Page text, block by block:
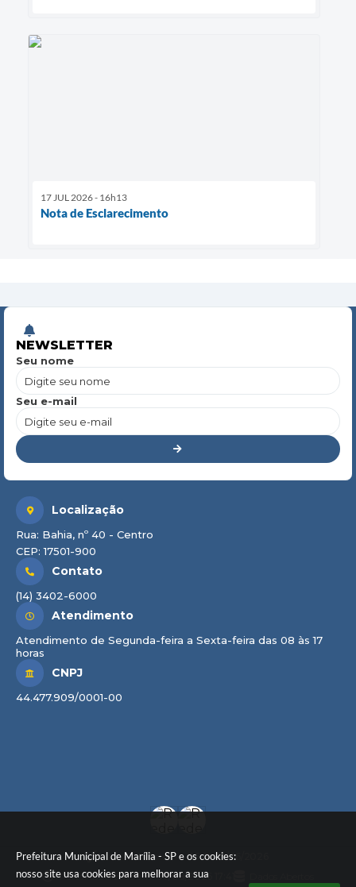
Prefeitura Municipal de Marília - SP e os cookies:
nosso site usa cookies para melhorar a sua
17 JUL 2026 - 16h13
Nota de Esclarecimento
NEWSLETTER
Seu nome
Seu e-mail
Localização
Rua: Bahia, nº 40 - Centro
CEP: 17501-900
Contato
(14) 3402-6000
Atendimento
Atendimento de Segunda-feira a Sexta-feira das 08 às 17
horas
CNPJ
44.477.909/0001-00
Versão do Sistema: 3.5.3 - 19/06/2026
Portal atualizado em:07/08/2026 17:41